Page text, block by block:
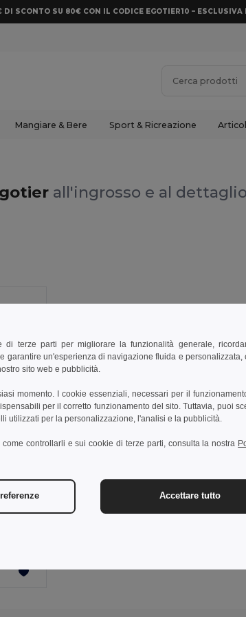
SCONTO SU 80€ CON IL CODICE EGOTIER10 – ESCLUSIVA
Mangiare & Bere Sport & Ricreazione
all'ingrosso e al dettaglio
Guanti in poliestere riciclato (100% rPET), con punta touch
terze parti per migliorare la funzionalità generale,
garantire un'esperienza di navigazione fluida e personalizzata,
sito web e pubblicità.
momento. I cookie essenziali, necessari per il
per il corretto funzionamento del sito. Tuttavia, puoi
utilizzati per la personalizzazione, l'analisi e la pubblicità.
controllarli e sui cookie di terze parti, consulta la nostra
Accettare tutto